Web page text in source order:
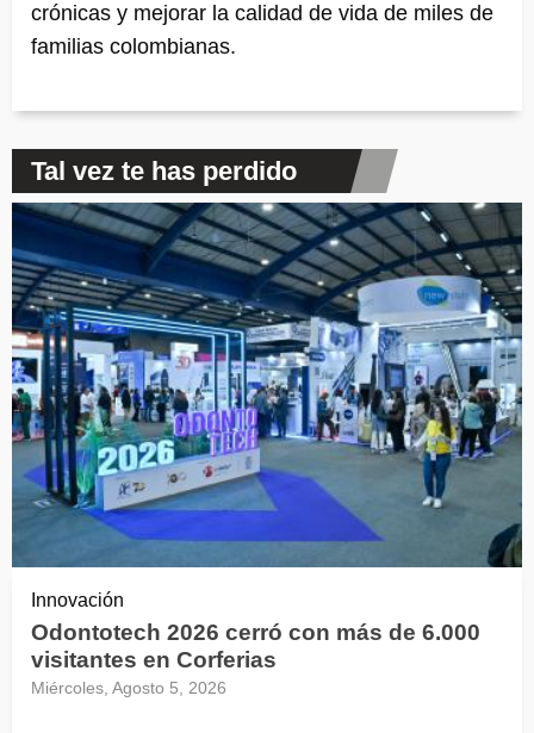
crónicas y mejorar la calidad de vida de miles de
familias colombianas.
Tal vez te has perdido
Innovación
Odontotech 2026 cerró con más de 6.000
visitantes en Corferias
Miércoles, Agosto 5, 2026